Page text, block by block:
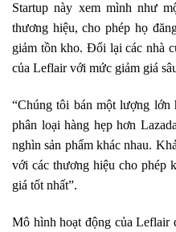
Startup này xem mình như
thương hiệu, cho phép họ
giảm tồn kho. Đổi lại các nhà
của Leflair với mức giảm giá
“Chúng tôi bán một lượng lớn
phân loại hàng hẹp hơn
nghìn sản phẩm khác nhau.
với các thương hiệu cho phép
giá tốt nhất”.
Mô hình hoạt động của Leflair